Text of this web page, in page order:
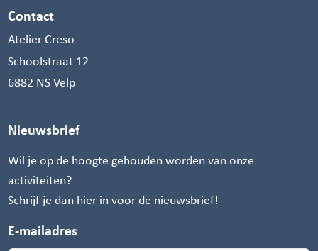
Contact
Atelier Creso
Schoolstraat 12
6882 NS Velp
Nieuwsbrief
Wil je op de hoogte gehouden worden van onze
activiteiten?
Schrijf je dan hier in voor de nieuwsbrief!
E-mailadres